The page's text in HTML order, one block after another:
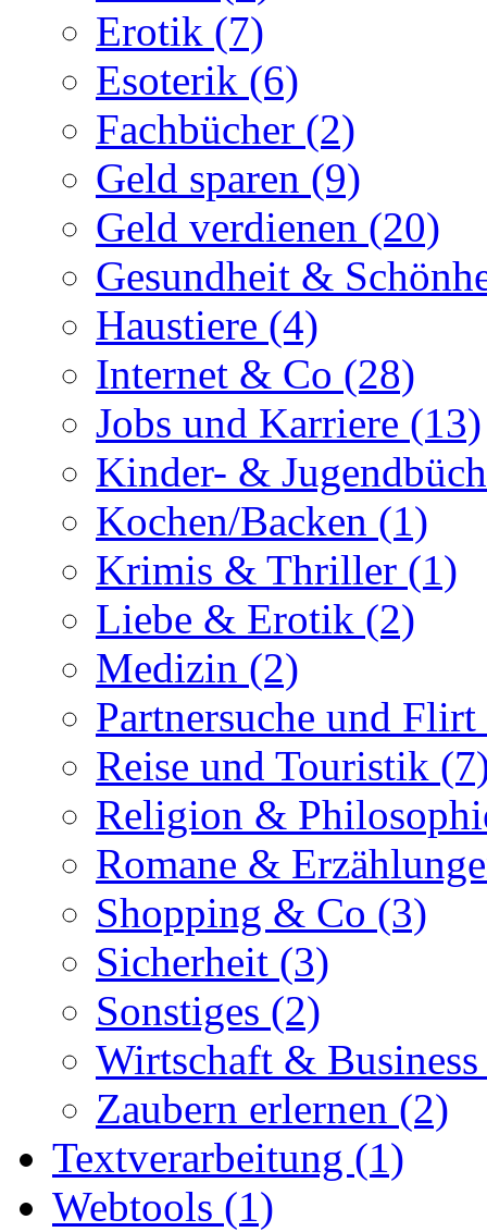
Erotik (7)
Esoterik (6)
Fachbücher (2)
Geld sparen (9)
Geld verdienen (20)
Gesundheit &
Haustiere (4)
Internet & Co (28)
Jobs und Karriere (13)
Kinder- &
Kochen/Backen (1)
Krimis & Thriller (1)
Liebe & Erotik (2)
Medizin (2)
Partnersuche und
Reise und Touristik
Religion &
Romane &
Shopping & Co (3)
Sicherheit (3)
Sonstiges (2)
Wirtschaft &
Zaubern erlernen (2)
Textverarbeitung (1)
Webtools (1)